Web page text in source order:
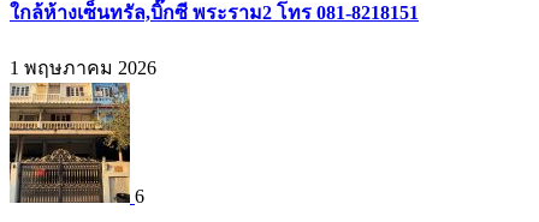
ใกล้ห้างเซ็นทรัล,บิ๊กซี พระราม2 โทร 081-8218151
1 พฤษภาคม 2026
6